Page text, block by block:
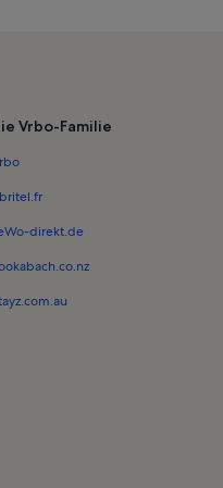
Vrbo-Familie
direkt.de